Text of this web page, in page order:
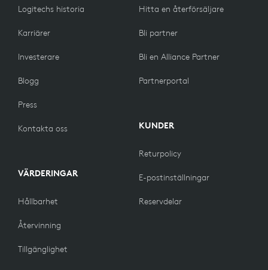
Logitechs historia
Karriärer
Investerare
Blogg
Press
Kontakta oss
VÄRDERINGAR
Hållbarhet
Återvinning
Tillgänglighet
Hitta en återförsäljare
Bli partner
Bli en Alliance Partner
Partnerportal
KUNDER
Returpolicy
E-postinställningar
Reservdelar